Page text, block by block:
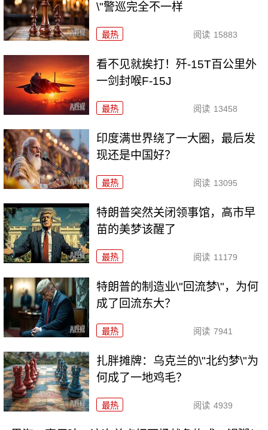
\"警巡完全不一样
最热 阅读 15883
看不见就挨打！歼-15T百公里外
一剑封喉F-15J
最热 阅读 13458
印度满世界绕了一大圈，最后发
现还是中国好？
最热 阅读 13095
特朗普突然关闭领事馆，高市早
苗的美梦该醒了
最热 阅读 11179
特朗普的制造业\"回流梦\"，为何
成了回流东大？
最热 阅读 7941
扎胖摊牌：乌克兰的\"北约梦\"为
何成了一地鸡毛？
最热 阅读 4939